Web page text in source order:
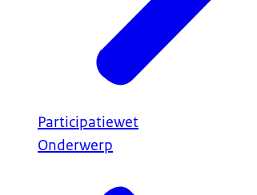
Participatiewet
Onderwerp